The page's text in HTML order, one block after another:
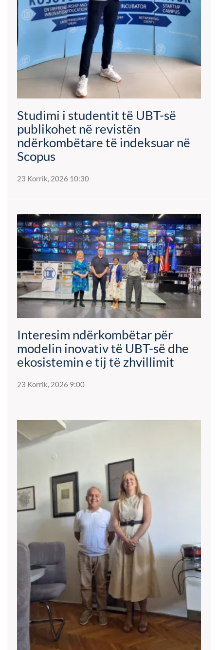
Studimi i studentit të UBT-së
publikohet në revistën
ndërkombëtare të indeksuar në
Scopus
23 Korrik, 2026 10:30
Interesim ndërkombëtar për
modelin inovativ të UBT-së dhe
ekosistemin e tij të zhvillimit
23 Korrik, 2026 9:00